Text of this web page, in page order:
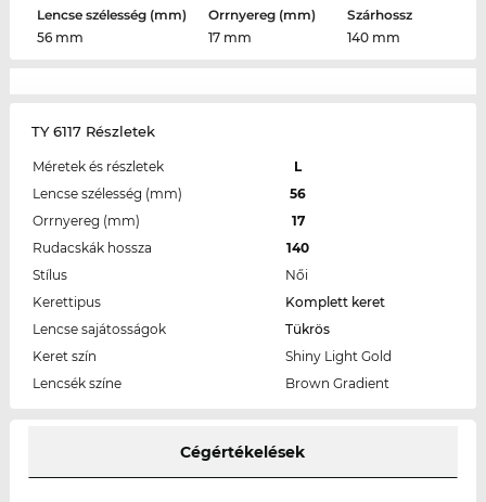
Lencse szélesség (mm)
56 mm
Orrnyereg (mm)
17 mm
Szárhossz
140 mm
TY 6117 Részletek
Méretek és részletek
L
Lencse szélesség (mm)
56
Orrnyereg (mm)
17
Rudacskák hossza
140
Stílus
Női
Kerettipus
Komplett keret
Lencse sajátosságok
Tükrös
Keret szín
Shiny Light Gold
Lencsék színe
Brown Gradient
Cégértékelések